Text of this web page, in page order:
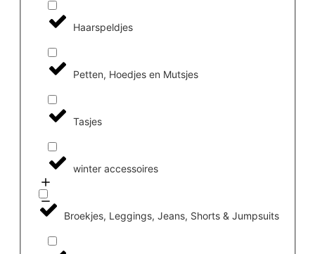
Haarspeldjes
Petten, Hoedjes en Mutsjes
Tasjes
winter accessoires
Broekjes, Leggings, Jeans, Shorts & Jumpsuits